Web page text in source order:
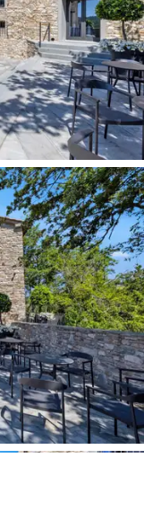
erstes
sechs
denen zwei
den Gästen
gibt es
Apartment,
Bad, einer
und eine
bietet, die
des Anwesens
20 Personen
oder
Gärten und
vollen Pracht
moderner Infinity-